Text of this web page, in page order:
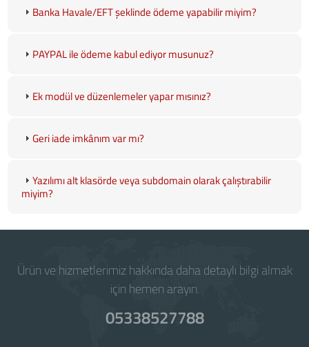
Banka Havale/EFT şeklinde ödeme yapabilir miyim?
PAYPAL ile ödeme kabul ediyor musunuz?
Ek modül ve düzenlemeler yapar mısınız?
Geri iade imkânım var mı?
Yazılımı alt klasörde veya subdomain olarak çalıştırabilir
miyim?
Ürün ve hizmetlerimiz hakkında daha detaylı bilgi almak
için hemen arayın.
05338527788